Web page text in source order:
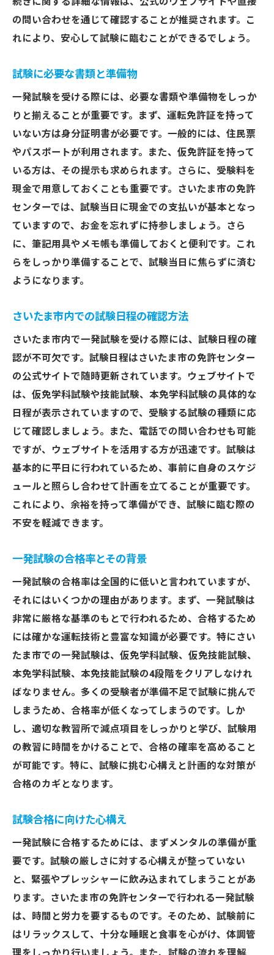
個々の弱点を克服するための方法
教習所での練習内容の詳細
一発試験で免許取得後に自信を持って運転する
ためのステップ
運転技術の向上と安全意識の啓発
免許取得後の初めての運転の心構え
ペーパードライバーにならないための取り
組み
日常の運転で活かす教習所での学び
運転を楽しむためのメンタルケア
一発試験のメリットとデメリットを知り効率的
に免許取得を目指そう
試験の厳しさとその克服法
時間を有効に使うための計画
自信を持つための成功体験の活用
失敗から学ぶ効果的な教訓
試験を乗り越えるためのポジティブシンキ
ング
試験に挑む前のメンタル準備
リラックスした状態を保つ方法
参考にしたい過去の成功事例
試験当日のスケジュール管理
前向きな気持ちで挑むためのヒント
の問い合わせを通じて確認することが推奨されます。こ
れにより、安心して試験に臨むことができるでしょう。
試験に必要な書類と準備物
一発試験を受ける際には、必要な書類や準備物をしっか
りと揃えることが重要です。まず、運転免許証を持って
いない方は身分証明書が必要です。一般的には、住民票
やパスポートが利用されます。また、仮免許証を持って
いる方は、その提示も求められます。さらに、受験料を
現金で用意しておくことも重要です。さいたま市の免許
センターでは、試験当日に現金での支払いが基本となっ
ていますので、お金を忘れずに持参しましょう。さら
に、筆記用具やメモ帳も準備しておくと便利です。これ
らをしっかり準備することで、試験当日に焦らずに済む
ようになります。
さいたま市内での試験日程の確認方法
さいたま市内で一発試験を受ける際には、試験日程の確
認が不可欠です。試験日程はさいたま市の免許センター
の公式サイトで随時更新されています。ウェブサイトで
は、仮免学科試験や技能試験、本免学科試験の具体的な
日程が表示されていますので、受験する試験の種類に応
じて確認しましょう。また、電話での問い合わせも可能
ですが、ウェブサイトを活用する方が迅速です。試験は
基本的に平日に行われているため、事前に自身のスケジ
ュールと照らし合わせて計画を立てることが重要です。
これにより、余裕を持って準備ができ、試験に臨む際の
不安を軽減できます。
一発試験の合格率とその背景
一発試験の合格率は全国的に低いと言われていますが、
それにはいくつかの理由があります。まず、一発試験は
非常に厳格な基準のもとで行われるため、合格するため
には確かな運転技術と豊富な知識が必要です。特にさい
たま市での一発試験は、仮免学科試験、仮免技能試験、
本免学科試験、本免技能試験の4段階をクリアしなけれ
ばなりません。多くの受験者が準備不足で試験に挑んで
しまうため、合格率が低くなってしまうのです。しか
し、適切な教習所で減点項目をしっかりと学び、試験用
の教習に時間をかけることで、合格の確率を高めること
が可能です。特に、試験に挑む心構えと計画的な対策が
合格のカギとなります。
試験合格に向けた心構え
一発試験に合格するためには、まずメンタルの準備が重
要です。試験の厳しさに対する心構えが整っていない
と、緊張やプレッシャーに飲み込まれてしまうことがあ
ります。さいたま市の免許センターで行われる一発試験
は、時間と労力を要するものです。そのため、試験前に
はリラックスして、十分な睡眠と食事を心がけ、体調管